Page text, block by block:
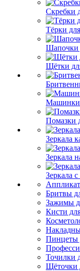
Скребки
Тёрки
Шапочки
Щётки
Машинки
Помазки
Зеркала
Зеркала
Зеркала
Бритвы
Зажимы
Кисти
Пинцеты
Точилки
Щёточки